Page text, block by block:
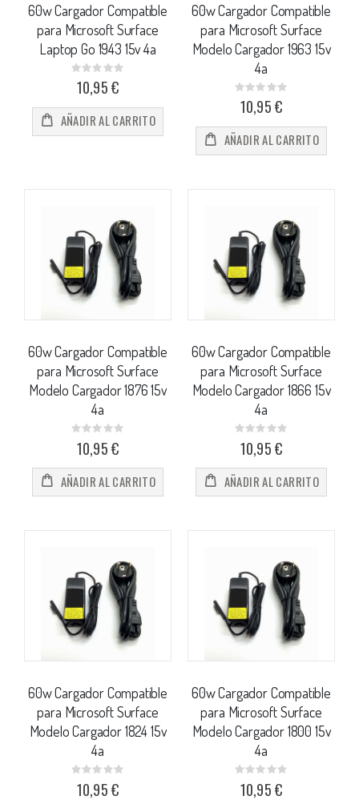
60w Cargador Compatible
para Microsoft Surface
Laptop Go 1943 15v 4a
Rating:
0%10,95 €
AÑADIR AL CARRITO
60w Cargador Compatible
para Microsoft Surface
Modelo Cargador 1963 15v
4a
Rating:
0%10,95 €
AÑADIR AL CARRITO
60w Cargador Compatible
para Microsoft Surface
Modelo Cargador 1876 15v
4a
Rating:
0%10,95 €
AÑADIR AL CARRITO
60w Cargador Compatible
para Microsoft Surface
Modelo Cargador 1866 15v
4a
Rating:
0%10,95 €
AÑADIR AL CARRITO
60w Cargador Compatible
para Microsoft Surface
Modelo Cargador 1824 15v
4a
Rating:
0%10,95 €
60w Cargador Compatible
para Microsoft Surface
Modelo Cargador 1800 15v
4a
Rating:
0%10,95 €